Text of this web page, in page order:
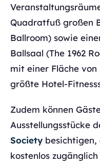
Quadratfuß großen
Ballroom) sowie
Ballsaal (The 1962
mit einer Fläche
größte Hotel-
Zudem können
Ausstellungsstücke
Society besichtigen,
kostenlos